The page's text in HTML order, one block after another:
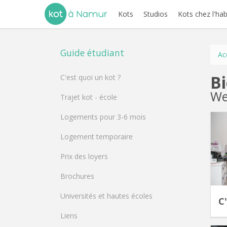
Kots Studios Kots chez
Guide étudiant
C'est quoi un kot ?
Trajet kot - école
Logements pour 3-6 mois
Logement temporaire
Prix des loyers
Brochures
Universités et hautes écoles
Liens